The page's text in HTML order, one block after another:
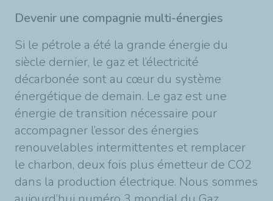
Devenir une compagnie multi-énergies
Si le pétrole a été la grande énergie du
siècle dernier, le gaz et l’électricité
décarbonée sont au cœur du système
énergétique de demain. Le gaz est une
énergie de transition nécessaire pour
accompagner l’essor des énergies
renouvelables intermittentes et remplacer
le charbon, deux fois plus émetteur de CO2
dans la production électrique. Nous sommes